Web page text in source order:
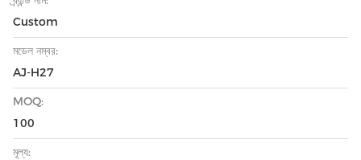
Custom
মডেল নম্বর:
AJ-H27
MOQ:
100
মূল্য: